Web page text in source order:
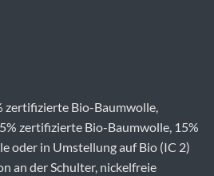
zertifizierte Bio-Baumwolle,
zertifizierte Bio-Baumwolle, 15%
oder in Umstellung auf Bio (IC 2)
an der Schulter, nickelfreie